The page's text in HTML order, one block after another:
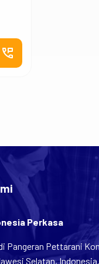
perm_phone_msg
Perkasa
Pangeran Pettarani
Selatan, Indonesia.